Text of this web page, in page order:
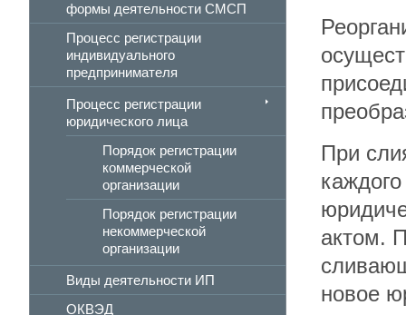
формы деятельности СМСП
Процесс регистрации
индивидуального
предпринимателя
Процесс регистрации
юридического лица
Порядок регистрации
коммерческой
организации
Порядок регистрации
некоммерческой
организации
Виды деятельности ИП
ОКВЭД
При
актом.
новое